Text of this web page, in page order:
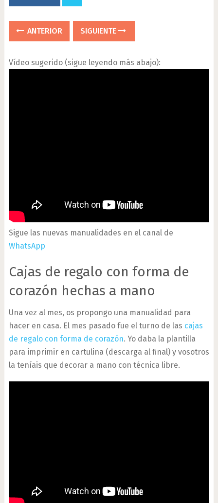
ANTERIOR SIGUIENTE
Vídeo sugerido (sigue leyendo más abajo):
Sigue las nuevas manualidades en el canal de
WhatsApp
Cajas de regalo con forma de
corazón hechas a mano
Una vez al mes, os propongo una manualidad para
hacer en casa. El mes pasado fue el turno de las cajas
de regalo con forma de corazón. Yo daba la plantilla
para imprimir en cartulina (descarga al final) y vosotros
la teníais que decorar a mano con técnica libre.